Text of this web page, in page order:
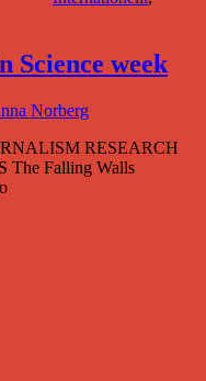
Science week
Norberg
RESEARCH
The Falling Walls